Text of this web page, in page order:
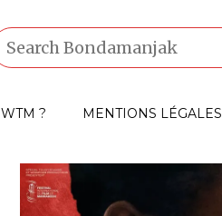
WTM ? MENTIONS LÉGALES